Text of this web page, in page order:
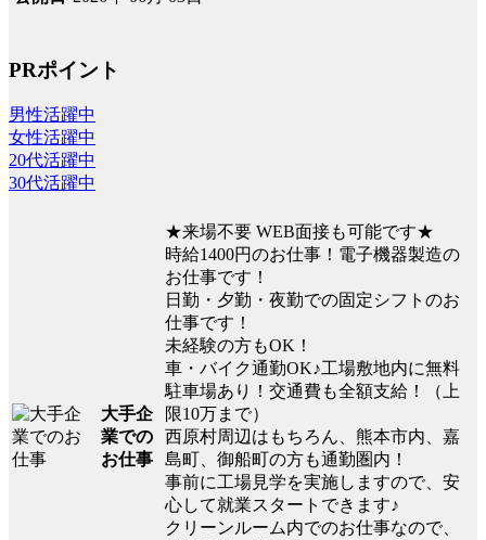
PRポイント
男性活躍中
女性活躍中
20代活躍中
30代活躍中
大手企
業での
お仕事
★来場不要 WEB面接も可能です★
時給1400円のお仕事！電子機器製造の
お仕事です！
日勤・夕勤・夜勤での固定シフトのお
仕事です！
未経験の方もOK！
車・バイク通勤OK♪工場敷地内に無料
駐車場あり！交通費も全額支給！（上
限10万まで）
西原村周辺はもちろん、熊本市内、嘉
島町、御船町の方も通勤圏内！
事前に工場見学を実施しますので、安
心して就業スタートできます♪
クリーンルーム内でのお仕事なので、